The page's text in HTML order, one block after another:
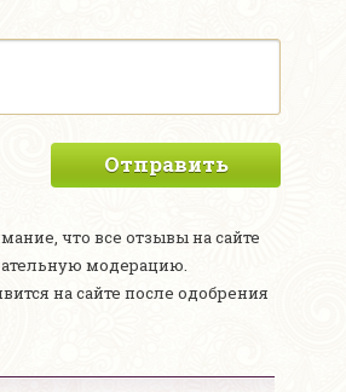
Отправить
что все отзывы на сайте
модерацию.
на сайте после одобрения